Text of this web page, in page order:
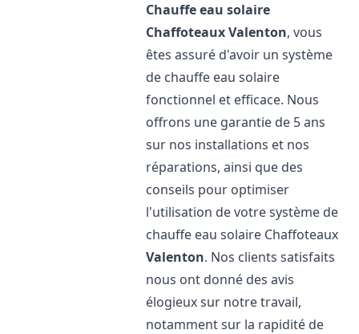
Chauffe eau solaire
ChaffoteauxValenton, vous
êtes assuré d'avoir un système
de chauffe eau solaire
fonctionnel et efficace. Nous
offrons une garantie de 5 ans
sur nos installations et nos
réparations, ainsi que des
conseils pour optimiser
l'utilisation de votre système de
chauffe eau solaire Chaffoteaux
Valenton. Nos clients satisfaits
nous ont donné des avis
élogieux sur notre travail,
notamment sur la rapidité de